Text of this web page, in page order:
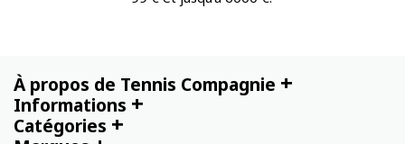
À propos de Tennis Compagnie +
Informations +
Catégories +